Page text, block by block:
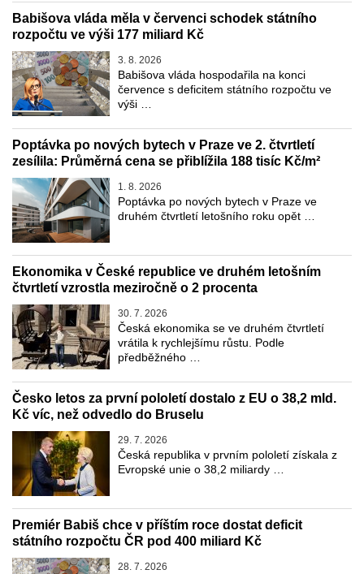
Babišova vláda měla v červenci schodek státního
rozpočtu ve výši 177 miliard Kč
3. 8. 2026
Babišova vláda hospodařila na konci
července s deficitem státního rozpočtu ve
výši …
Poptávka po nových bytech v Praze ve 2. čtvrtletí
zesílila: Průměrná cena se přiblížila 188 tisíc Kč/m²
1. 8. 2026
Poptávka po nových bytech v Praze ve
druhém čtvrtletí letošního roku opět …
Ekonomika v České republice ve druhém letošním
čtvrtletí vzrostla meziročně o 2 procenta
30. 7. 2026
Česká ekonomika se ve druhém čtvrtletí
vrátila k rychlejšímu růstu. Podle
předběžného …
Česko letos za první pololetí dostalo z EU o 38,2 mld.
Kč víc, než odvedlo do Bruselu
29. 7. 2026
Česká republika v prvním pololetí získala z
Evropské unie o 38,2 miliardy …
Premiér Babiš chce v příštím roce dostat deficit
státního rozpočtu ČR pod 400 miliard Kč
28. 7. 2026